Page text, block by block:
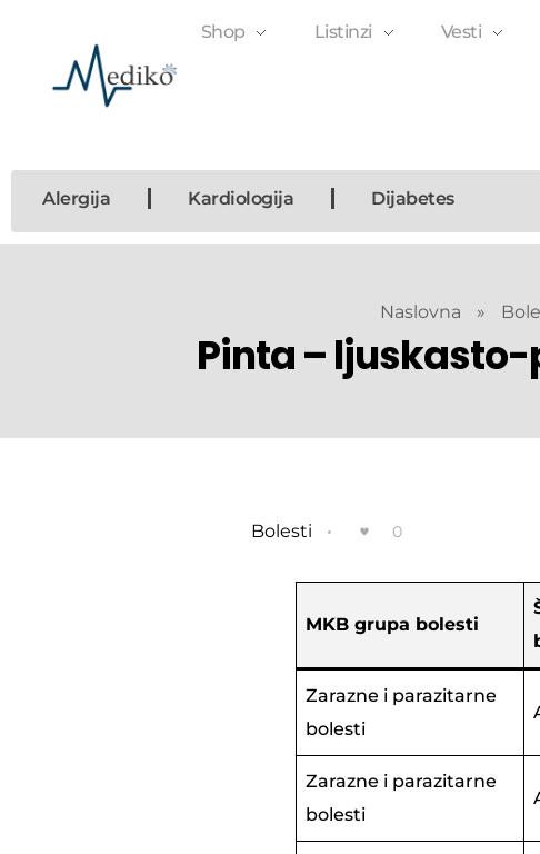
Shop Listinzi Vesti
Alergija Kardiologija Dijabetes
Naslovna »
Pinta – ljuskasto-
Bolesti 0
MKB grupa bolesti
Zarazne i parazitarne
bolesti
Zarazne i parazitarne
bolesti